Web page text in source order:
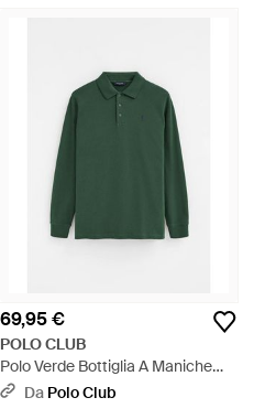
69,95 €
POLO CLUB
Polo Verde Bottiglia A Maniche
Lunghe Con Ricamo Rigby Go -
Da Polo Club